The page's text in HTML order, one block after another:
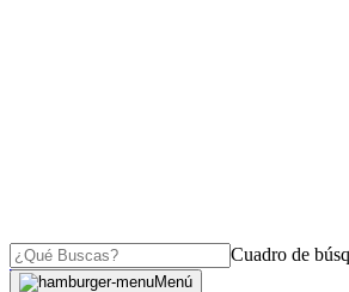
Cuadro de
Menú
OJO